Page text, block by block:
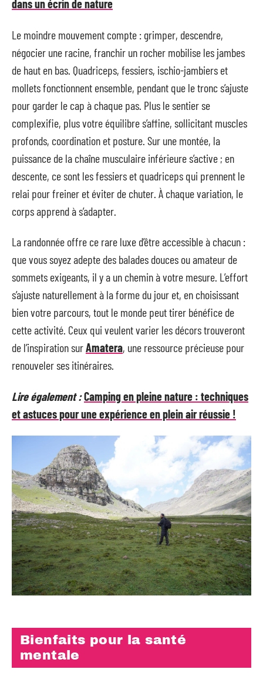
dans un écrin de nature
Le moindre mouvement compte : grimper, descendre,
négocier une racine, franchir un rocher mobilise les jambes
de haut en bas. Quadriceps, fessiers, ischio-jambiers et
mollets fonctionnent ensemble, pendant que le tronc s’ajuste
pour garder le cap à chaque pas. Plus le sentier se
complexifie, plus votre équilibre s’affine, sollicitant muscles
profonds, coordination et posture. Sur une montée, la
puissance de la chaîne musculaire inférieure s’active ; en
descente, ce sont les fessiers et quadriceps qui prennent le
relai pour freiner et éviter de chuter. À chaque variation, le
corps apprend à s’adapter.
La randonnée offre ce rare luxe d’être accessible à chacun :
que vous soyez adepte des balades douces ou amateur de
sommets exigeants, il y a un chemin à votre mesure. L’effort
s’ajuste naturellement à la forme du jour et, en choisissant
bien votre parcours, tout le monde peut tirer bénéfice de
cette activité. Ceux qui veulent varier les décors trouveront
de l’inspiration surAmatera, une ressource précieuse pour
renouveler ses itinéraires.
Lire également :Camping en pleine nature : techniques
et astuces pour une expérience en plein air réussie !
Bienfaits pour la santé
mentale